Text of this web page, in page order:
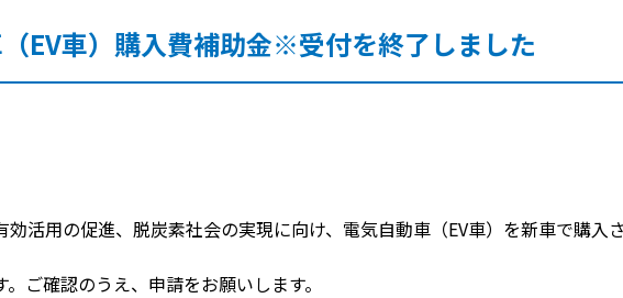
EV車）購入費補助金※受付を終了しました
活用の促進、脱炭素社会の実現に向け、電気自動車（EV車）を新車で購入
ご確認のうえ、申請をお願いします。